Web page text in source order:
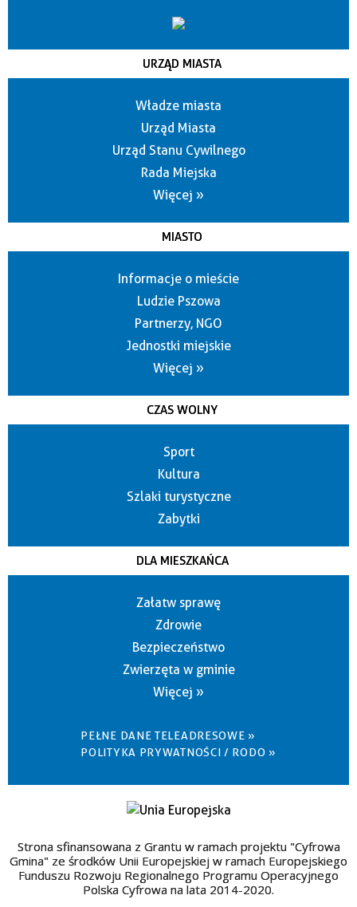
URZĄD MIASTA
Władze miasta
Urząd Miasta
Urząd Stanu Cywilnego
Rada Miejska
Więcej »
MIASTO
Informacje o mieście
Ludzie Pszowa
Partnerzy, NGO
Jednostki miejskie
Więcej »
CZAS WOLNY
Sport
Kultura
Szlaki turystyczne
Zabytki
DLA MIESZKAŃCA
Załatw sprawę
Zdrowie
Bezpieczeństwo
Zwierzęta w gminie
Więcej »
PEŁNE DANE TELEADRESOWE »
POLITYKA PRYWATNOŚCI / RODO »
Strona sfinansowana z Grantu w ramach projektu "Cyfrowa
Gmina" ze środków Unii Europejskiej w ramach Europejskiego
Funduszu Rozwoju Regionalnego Programu Operacyjnego
Polska Cyfrowa na lata 2014-2020.